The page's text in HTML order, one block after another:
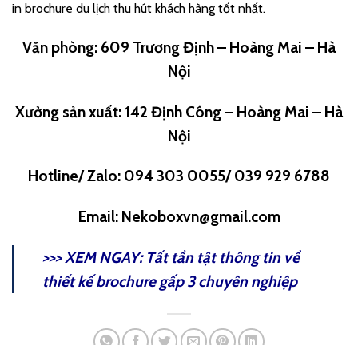
in brochure du lịch thu hút khách hàng tốt nhất.
Văn phòng: 609 Trương Định – Hoàng Mai – Hà
Nội
Xưởng sản xuất: 142 Định Công – Hoàng Mai – Hà
Nội
Hotline/ Zalo: 094 303 0055/ 039 929 6788
Email: Nekoboxvn@gmail.com
>>> XEM NGAY: Tất tần tật thông tin về
thiết kế brochure gấp 3 chuyên nghiệp